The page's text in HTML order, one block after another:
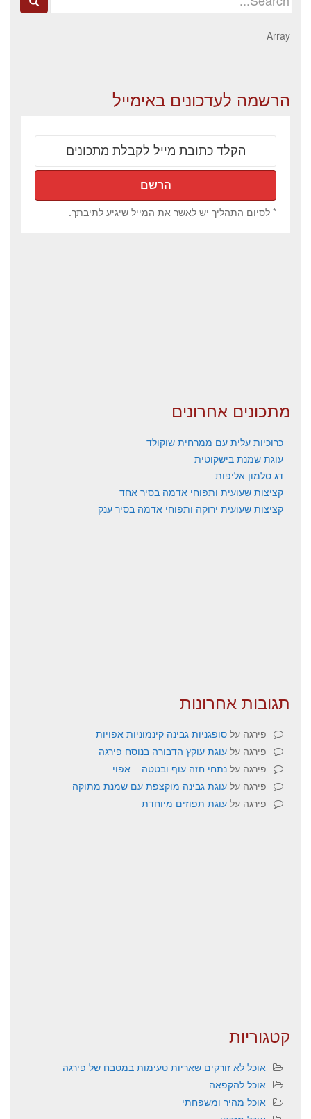
Array
הרשמה לעדכונים באימייל
* לסיום התהליך יש לאשר את המייל שיגיע לתיבתך.
מתכונים אחרונים
כרוכיות עלית עם ממרחית שוקולד
עוגת שמנת בישקוטית
דג סלמון אליפות
קציצות שעועית ותפוחי אדמה בסיר אחד
קציצות שעועית ירוקה ותפוחי אדמה בסיר ענק
תגובות אחרונות
פירגה על סופגניות גבינה קינמוניות אפויות
פירגה על עוגת עוקץ הדבורה בנוסח פירגה
פירגה על נתחי חזה עוף ובטטה – אפוי
פירגה על עוגת גבינה מוקצפת עם שמנת מתוקה
פירגה על עוגת תפוזים מיוחדת
קטגוריות
אוכל לא זורקים שאריות טעימות במטבח של פירגה
אוכל להקפאה
אוכל מהיר ומשפחתי